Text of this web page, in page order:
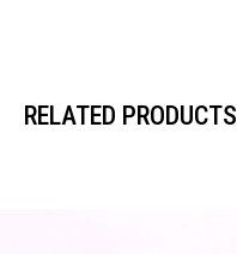
RELATED PRODUCTS